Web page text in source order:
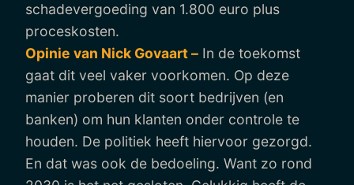
schadevergoeding van 1.800 euro plus
proceskosten.
Opinie van Nick Govaart – In de toekomst
gaat dit veel vaker voorkomen. Op deze
manier proberen dit soort bedrijven (en
banken) om hun klanten onder controle te
houden. De politiek heeft hiervoor gezorgd.
En dat was ook de bedoeling. Want zo rond